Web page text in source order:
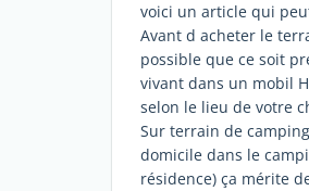
voici un article qui
Avant d acheter le
possible que ce soit
vivant dans un mobil
selon le lieu de votre
Sur terrain de
domicile dans le
résidence) ça mérite